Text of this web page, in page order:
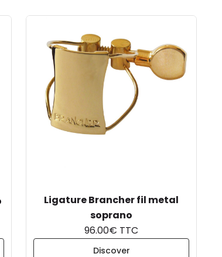
Ligature Brancher fil metal
soprano
96.00€ TTC
Discover